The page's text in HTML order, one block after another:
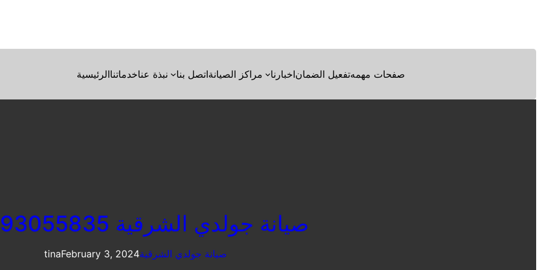
الرئيسيةخدماتنانبذة عنا اتصل بنامراكز الصيانة اخبارناتفعيل الضمانصفحات مهمه
صيانة جولدي الشرقية 01093055835
tinaFebruary 3, 2024صيانة جولدي الشرقية